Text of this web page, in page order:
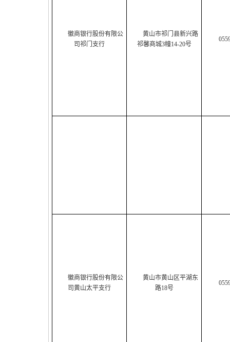
徽商银行股份有限公
司祁门支行
黄山市祁门县新兴路
祁馨商城3幢14-20号
徽商银行股份有限公
司黄山太平支行
黄山市黄山区平湖东
路18号